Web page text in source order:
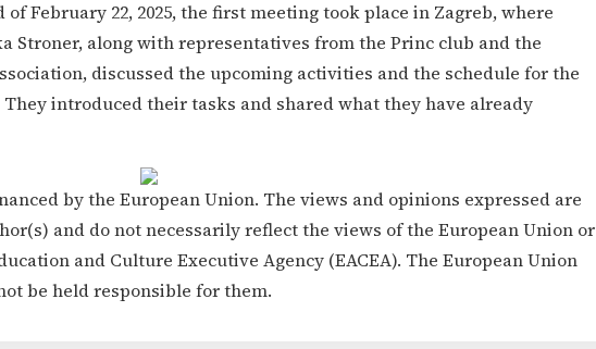
of February 22, 2025, the first meeting took place in Zagreb, where
Stroner, along with representatives from the Princ club and the
discussed the upcoming activities and the schedule for the
They introduced their tasks and shared what they have already
by the European Union. The views and opinions expressed are
and do not necessarily reflect the views of the European Union or
and Culture Executive Agency (EACEA). The European Union
be held responsible for them.